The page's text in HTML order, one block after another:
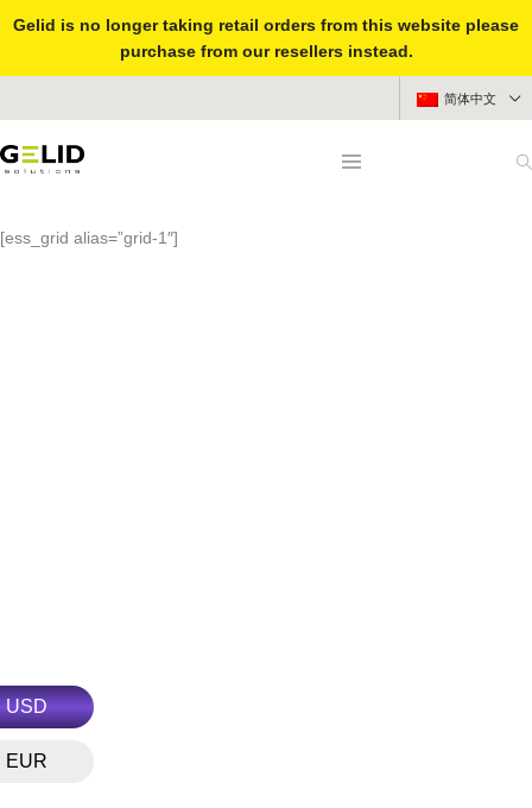
USD
EUR
Gelid is no longer taking retail orders from this website please
purchase from our resellers instead.
简体中文
Latest News
[ess_grid alias=”grid-1″]